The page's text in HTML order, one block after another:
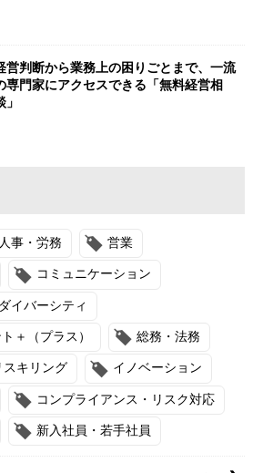
営判断から業務上の困りごとまで、一流
専門家にアクセスできる「無料経営相
」
人事・労務 営業
コミュニケーション
ダイバーシティ
＋（プラス） 総務・法務
スキリング イノベーション
コンプライアンス・リスク対応
新入社員・若手社員